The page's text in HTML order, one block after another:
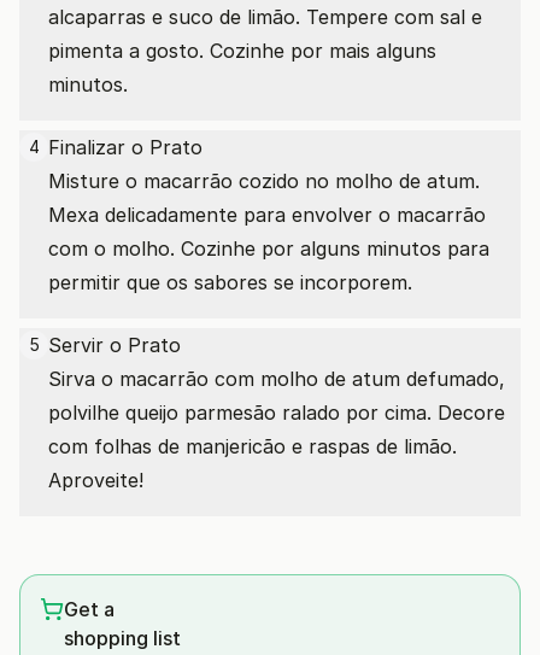
alcaparras e suco de limão. Tempere com sal e
pimenta a gosto. Cozinhe por mais alguns
minutos.
4 Finalizar o Prato
Misture o macarrão cozido no molho de atum.
Mexa delicadamente para envolver o macarrão
com o molho. Cozinhe por alguns minutos para
permitir que os sabores se incorporem.
5 Servir o Prato
Sirva o macarrão com molho de atum defumado,
polvilhe queijo parmesão ralado por cima. Decore
com folhas de manjericão e raspas de limão.
Aproveite!
Get a
shopping list